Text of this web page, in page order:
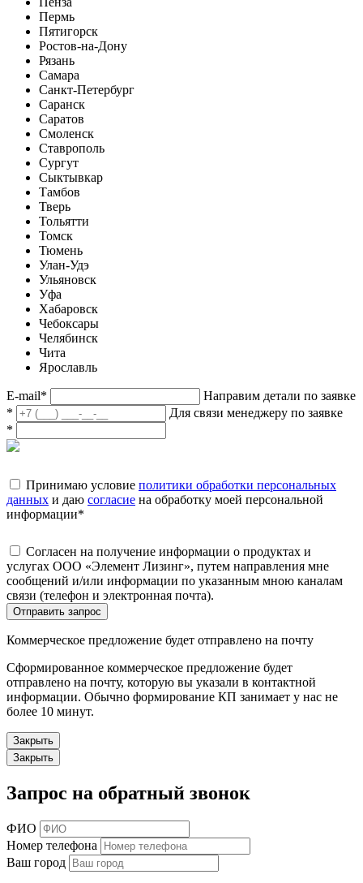
Пермь
Пятигорск
Ростов-на-Дону
Рязань
Самара
Санкт-Петербург
Саранск
Саратов
Смоленск
Ставрополь
Сургут
Сыктывкар
Тамбов
Тверь
Тольятти
Томск
Тюмень
Улан-Удэ
Ульяновск
Уфа
Хабаровск
Чебоксары
Челябинск
Чита
Ярославль
E-mail*
Направим детали по заявке
*
Для связи менеджеру по заявке
*
Принимаю условие политики обработки персональных
данных и даю согласие на обработку моей персональной
информации*
Согласен на получение информации о продуктах и
услугах ООО «Элемент Лизинг», путем направления мне
сообщений и/или информации по указанным мною каналам
связи (телефон и электронная почта).
Отправить запрос
Коммерческое предложение будет отправлено на почту
Сформированное коммерческое предложение будет
отправлено на почту, которую вы указали в контактной
информации. Обычно формирование КП занимает у нас не
более 10 минут.
Закрыть
Закрыть
Запрос на обратный звонок
ФИО
Номер телефона
Ваш город